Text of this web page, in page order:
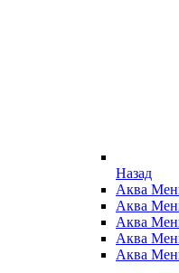
Назад
Аква
Аква
Аква
Аква
Аква